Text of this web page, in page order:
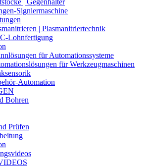
| Gegenhalter
Signiermaschine
| Plasmanitriertechnik
Lohnfertigung
für Automationssysteme
für Werkzeugmaschinen
Automation
Bohren
Prüfen